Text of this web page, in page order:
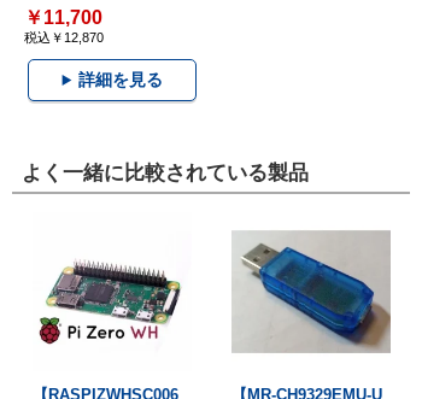
￥11,700
税込￥12,870
詳細を見る
よく一緒に比較されている製品
【RASPIZWHSC006 【MR-CH9329EMU-U